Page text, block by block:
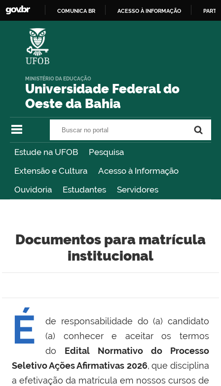
COMUNICA BR ACESSO À INFORMAÇÃO
Universidade Federal do
Oeste da Bahia
MINISTÉRIO DA EDUCAÇÃO
Estude na UFOB
Pesquisa
Extensão e Cultura
Acesso à Informação
Ouvidoria
Estudantes Servidores
Documentos para matrícula
institucional
É
de responsabilidade do (a) candidato
(a) conhecer e aceitar os termos
do Edital Normativo do Processo
Seletivo Ações Afirmativas 2026, que disciplina
a efetivação da matrícula em nossos cursos de